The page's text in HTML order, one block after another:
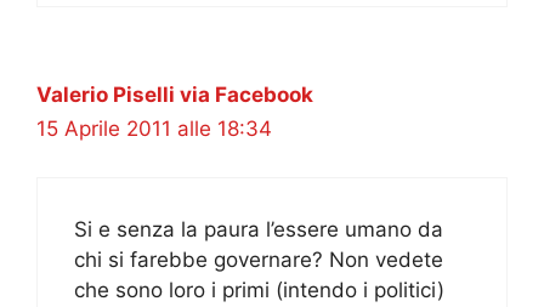
Valerio Piselli via Facebook
15 Aprile 2011 alle 18:34
Si e senza la paura l’essere umano da
chi si farebbe governare? Non vedete
che sono loro i primi (intendo i politici)